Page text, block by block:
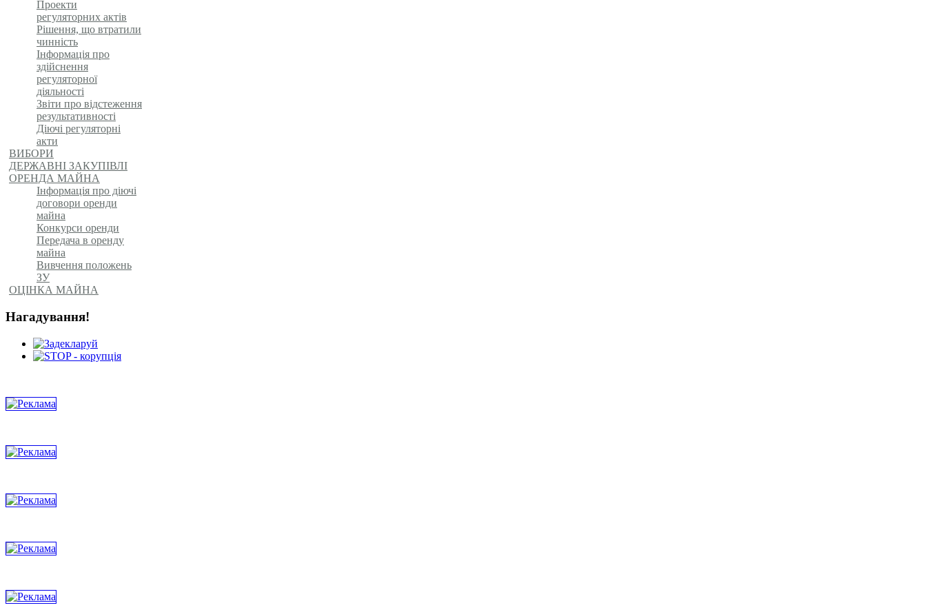
Проекти
регуляторних актів
Рішення, що втратили
чинність
Інформація про
здійснення
регуляторної
діяльності
Звіти про відстеження
результативності
Діючі регуляторні
акти
ВИБОРИ
ДЕРЖАВНІ ЗАКУПІВЛІ
ОРЕНДА МАЙНА
Інформація про діючі
договори оренди
майна
Конкурси оренди
Передача в оренду
майна
Вивчення положень
ЗУ
ОЦІНКА МАЙНА
Нагадування!